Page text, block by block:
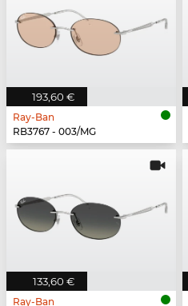
193,60 €
Ray-Ban
RB3767 - 003/MG
133,60 €
Ray-Ban